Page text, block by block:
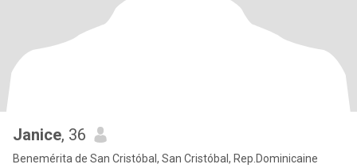
Janice, 36
Benemérita de San Cristóbal, San Cristóbal, Rep.Dominicaine